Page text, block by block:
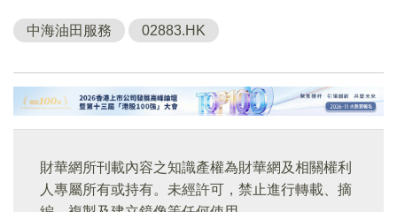
中海油田服務 02883.HK
財華網所刊載內容之知識產權為財華網及相關權利
人專屬所有或持有。未經許可，禁止進行轉載、摘